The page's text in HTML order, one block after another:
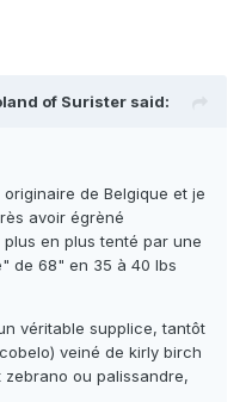
of Surister said:
de Belgique et je
avoir égrèné
en plus tenté par une
de 68" en 35 à 40 lbs
véritable supplice, tantôt
veiné de kirly birch
ou palissandre,